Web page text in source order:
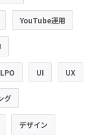
YouTube運用
UI UX
グ
デザイン